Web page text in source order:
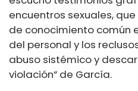
encuentros sexuales,
de conocimiento común
del personal y los
abuso sistémico y
violación” de García.